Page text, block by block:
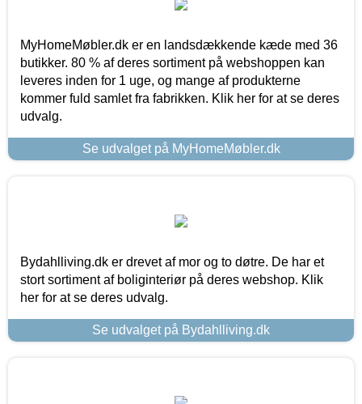
MyHomeMøbler.dk er en landsdækkende kæde med 36
butikker. 80 % af deres sortiment på webshoppen kan
leveres inden for 1 uge, og mange af produkterne
kommer fuld samlet fra fabrikken. Klik her for at se deres
udvalg.
Se udvalget på MyHomeMøbler.dk
Bydahlliving.dk er drevet af mor og to døtre. De har et
stort sortiment af boliginteriør på deres webshop. Klik
her for at se deres udvalg.
Se udvalget på Bydahlliving.dk